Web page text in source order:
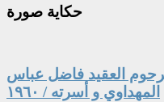
حكاية صورة
العقيد فاضل عباس
المهداوي و أسرته / ١٩٦٠